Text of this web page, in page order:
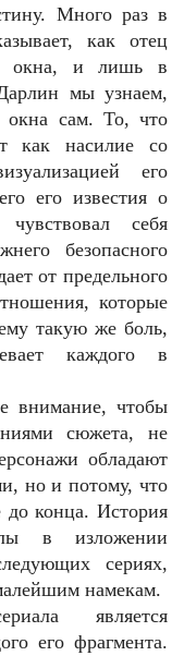
Много раз в
как отец
окна, и лишь в
мы узнаем,
окна сам. То, что
как насилие со
его
его известия о
себя
безопасного
от предельного
которые
такую же боль,
каждого в
внимание, чтобы
сюжета, не
обладают
но и потому, что
до конца. История
в изложении
сериях,
намекам.
является
его фрагмента.